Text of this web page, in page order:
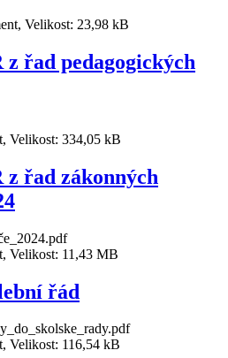
Velikost: 23,98 kB
z řad pedagogických
Velikost: 334,05 kB
z řad zákonných
Velikost: 11,43 MB
řád
Velikost: 116,54 kB